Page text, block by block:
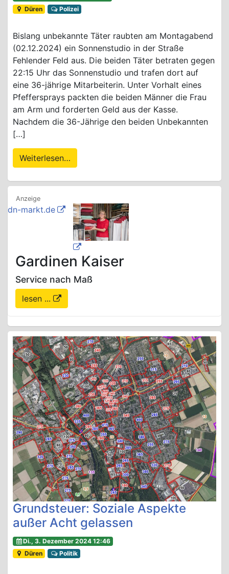
Düren
Polizei
Bislang unbekannte Täter raubten am Montagabend
(02.12.2024) ein Sonnenstudio in der Straße
Fehlender Feld aus. Die beiden Täter betraten gegen
22:15 Uhr das Sonnenstudio und trafen dort auf
eine 36-jährige Mitarbeiterin. Unter Vorhalt eines
Pfeffersprays packten die beiden Männer die Frau
am Arm und forderten Geld aus der Kasse.
Nachdem die 36-Jährige den beiden Unbekannten
[…]
Weiterlesen…
dn-markt.de
Gardinen Kaiser
Service nach Maß
lesen ...
Grundsteuer: Soziale Aspekte
außer Acht gelassen
Di., 3. Dezember 2024 12:46
Düren
Politik